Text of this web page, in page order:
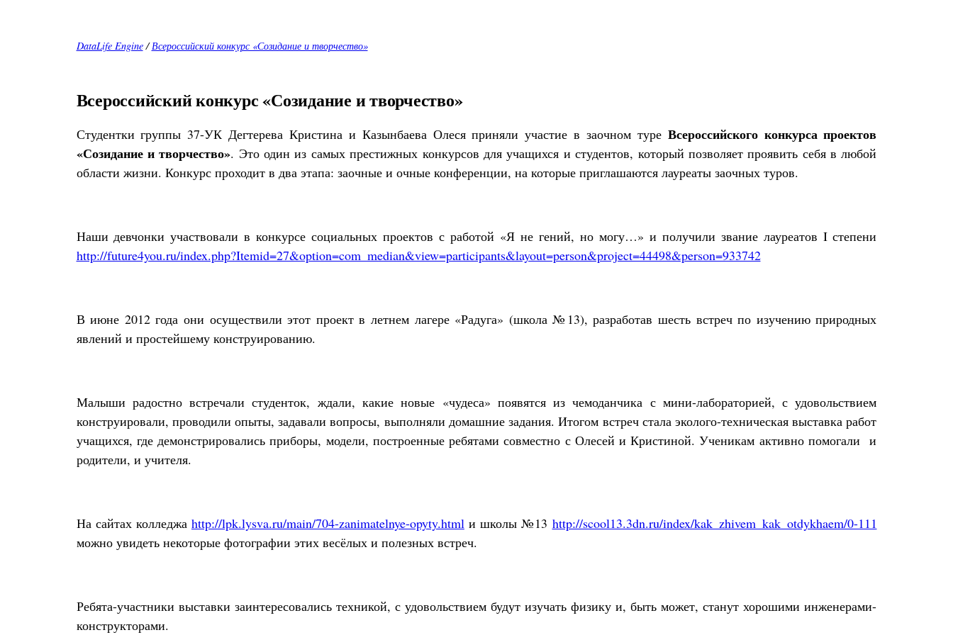
DataLife Engine/Всероссийский конкурс «Созидание и творчество»
Всероссийский конкурс «Созидание и творчество»
Студентки группы 37-УК Дегтерева Кристина и Казынбаева Олеся приняли участие в заочном туре Всероссийского конкурса проектов
«Созидание и творчество». Это один из самых престижных конкурсов для учащихся и студентов, который позволяет проявить себя в любой
области жизни. Конкурс проходит в два этапа: заочные и очные конференции, на которые приглашаются лауреаты заочных туров.
Наши девчонки участвовали в конкурсе социальных проектов с работой «Я не гений, но могу…» и получили звание лауреатов I степени
http://future4you.ru/index.php?Itemid=27&option=com_median&view=participants&layout=person&project=44498&person=933742
В июне 2012 года они осуществили этот проект в летнем лагере «Радуга» (школа №13), разработав шесть встреч по изучению природных
явлений и простейшему конструированию.
Малыши радостно встречали студенток, ждали, какие новые «чудеса» появятся из чемоданчика с мини-лабораторией, с удовольствием
конструировали, проводили опыты, задавали вопросы, выполняли домашние задания. Итогом встреч стала эколого-техническая выставка работ
учащихся, где демонстрировались приборы, модели, построенные ребятами совместно с Олесей и Кристиной. Ученикам активно помогали и
родители, и учителя.
На сайтах колледжа http://lpk.lysva.ru/main/704-zanimatelnye-opyty.html и школы №13 http://scool13.3dn.ru/index/kak_zhivem_kak_otdykhaem/0-111
можно увидеть некоторые фотографии этих весёлых и полезных встреч.
Ребята-участники выставки заинтересовались техникой, с удовольствием будут изучать физику и, быть может, станут хорошими инженерами-
конструкторами.